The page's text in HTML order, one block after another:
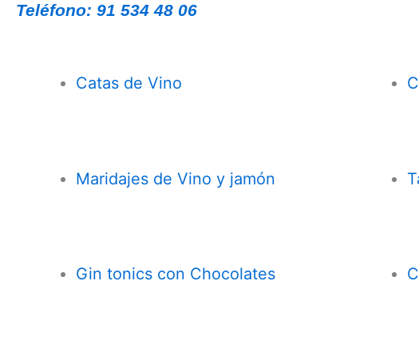
Teléfono: 91 534 48 06
Catas de Vino
Maridajes de Vino y jamón
Gin tonics con Chocolates